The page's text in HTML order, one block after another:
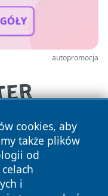
autopromocja
cookies, aby
także plików
od
i